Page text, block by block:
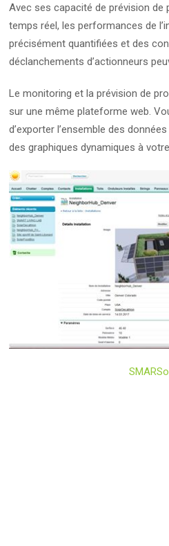
Avec ses capacité de prévision de
temps réel, les performances de
précisément quantifiées et des
déclanchements d’actionneurs
Le monitoring et la prévision de
sur une même plateforme web.
d’exporter l’ensemble des
des graphiques dynamiques à